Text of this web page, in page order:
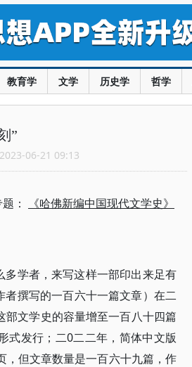
教育学 文学 历史学 哲学
”
06-21 09:13
： 《哈佛新编中国现代文学史》
学者，来写这样一部印出来足有
撰写的一百六十一篇文章）在二
文学史的容量增至一百八十四篇
式发行；二0二二年，简体中文版
，但文章数量是一百六十九篇，作